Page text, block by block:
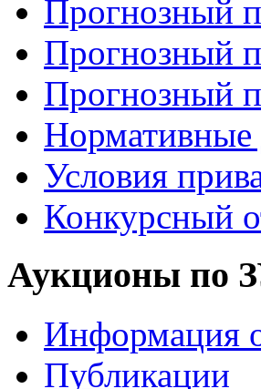
Прогнозный
Прогнозный
Прогнозный
Условия
Конкурсный
Аукционы по
Информация
Публикации